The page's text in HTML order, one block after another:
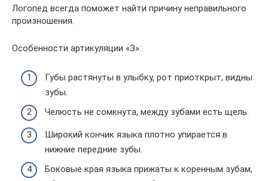
Логопед всегда поможет найти причину неправильного
произношения.
Особенности артикуляции «З»:
Губы растянуты в улыбку, рот приоткрыт, видны
зубы.
Челюсть не сомкнута, между зубами есть щель.
Широкий кончик языка плотно упирается в
нижние передние зубы.
Боковые края языка прижаты к коренным зубам,